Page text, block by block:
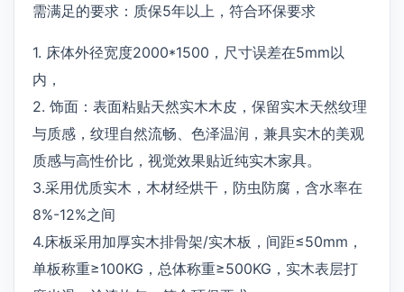
需满足的要求：质保5年以上，符合环保要求
1. 床体外径宽度2000*1500，尺寸误差在5mm以
内，
2. 饰面：表面粘贴天然实木木皮，保留实木天然纹理
与质感，纹理自然流畅、色泽温润，兼具实木的美观
质感与高性价比，视觉效果贴近纯实木家具。
3.采用优质实木，木材经烘干，防虫防腐，含水率在
8%-12%之间
4.床板采用加厚实木排骨架/实木板，间距≤50mm，
单板称重≥100KG，总体称重≥500KG，实木表层打